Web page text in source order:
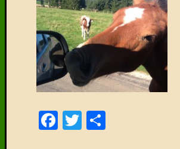
Post navigation
←Older posts